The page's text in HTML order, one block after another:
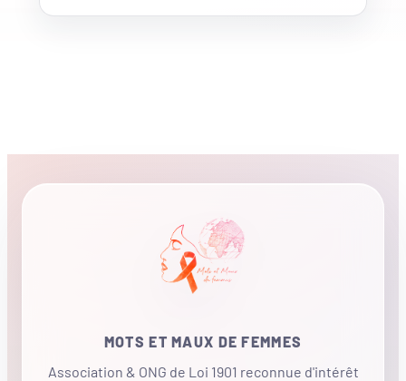
MOTS ET MAUX DE FEMMES
Association & ONG de Loi 1901 reconnue d'intérêt